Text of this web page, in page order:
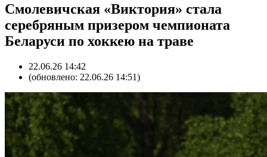
Смолевичская «Виктория» стала
серебряным призером чемпионата
Беларуси по хоккею на траве
22.06.26 14:42
(обновлено: 22.06.26 14:51)